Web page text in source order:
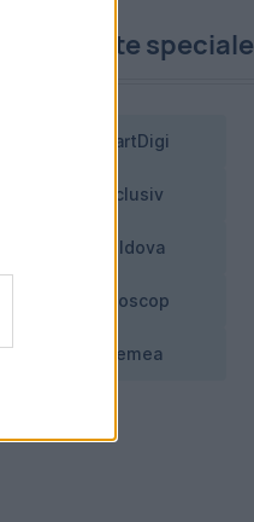
Proiecte speciale
SmartDigi
Exclusiv
Moldova
Horoscop
Vremea